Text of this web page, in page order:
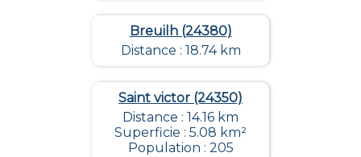
Breuilh (24380)
Distance : 18.74 km
Saint victor (24350)
Distance : 14.16 km
Superficie : 5.08 km²
Population : 205